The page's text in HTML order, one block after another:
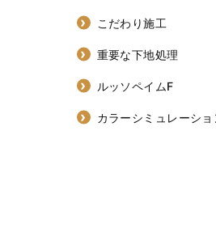
こだわり施工
重要な下地処理
ルッソペイムF
カラーシミュレーショ